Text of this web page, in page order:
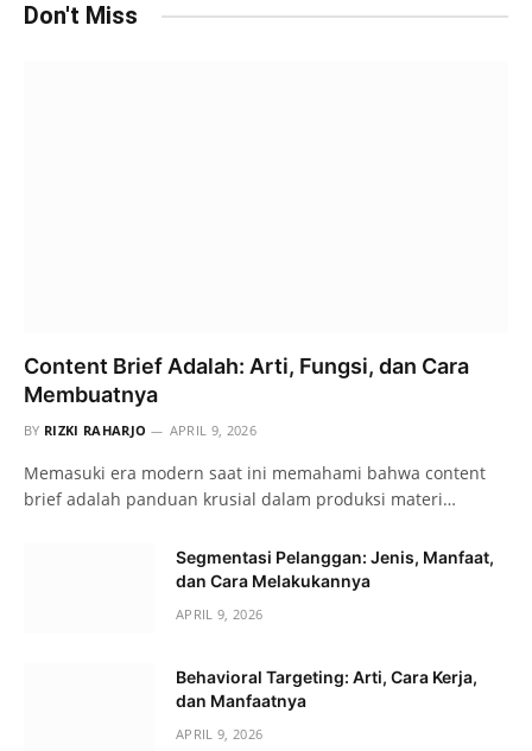
Don't Miss
Content Brief Adalah: Arti, Fungsi, dan Cara
Membuatnya
BY RIZKI RAHARJO APRIL 9, 2026
Memasuki era modern saat ini memahami bahwa content
brief adalah panduan krusial dalam produksi materi…
Segmentasi Pelanggan: Jenis, Manfaat,
dan Cara Melakukannya
APRIL 9, 2026
Behavioral Targeting: Arti, Cara Kerja,
dan Manfaatnya
APRIL 9, 2026